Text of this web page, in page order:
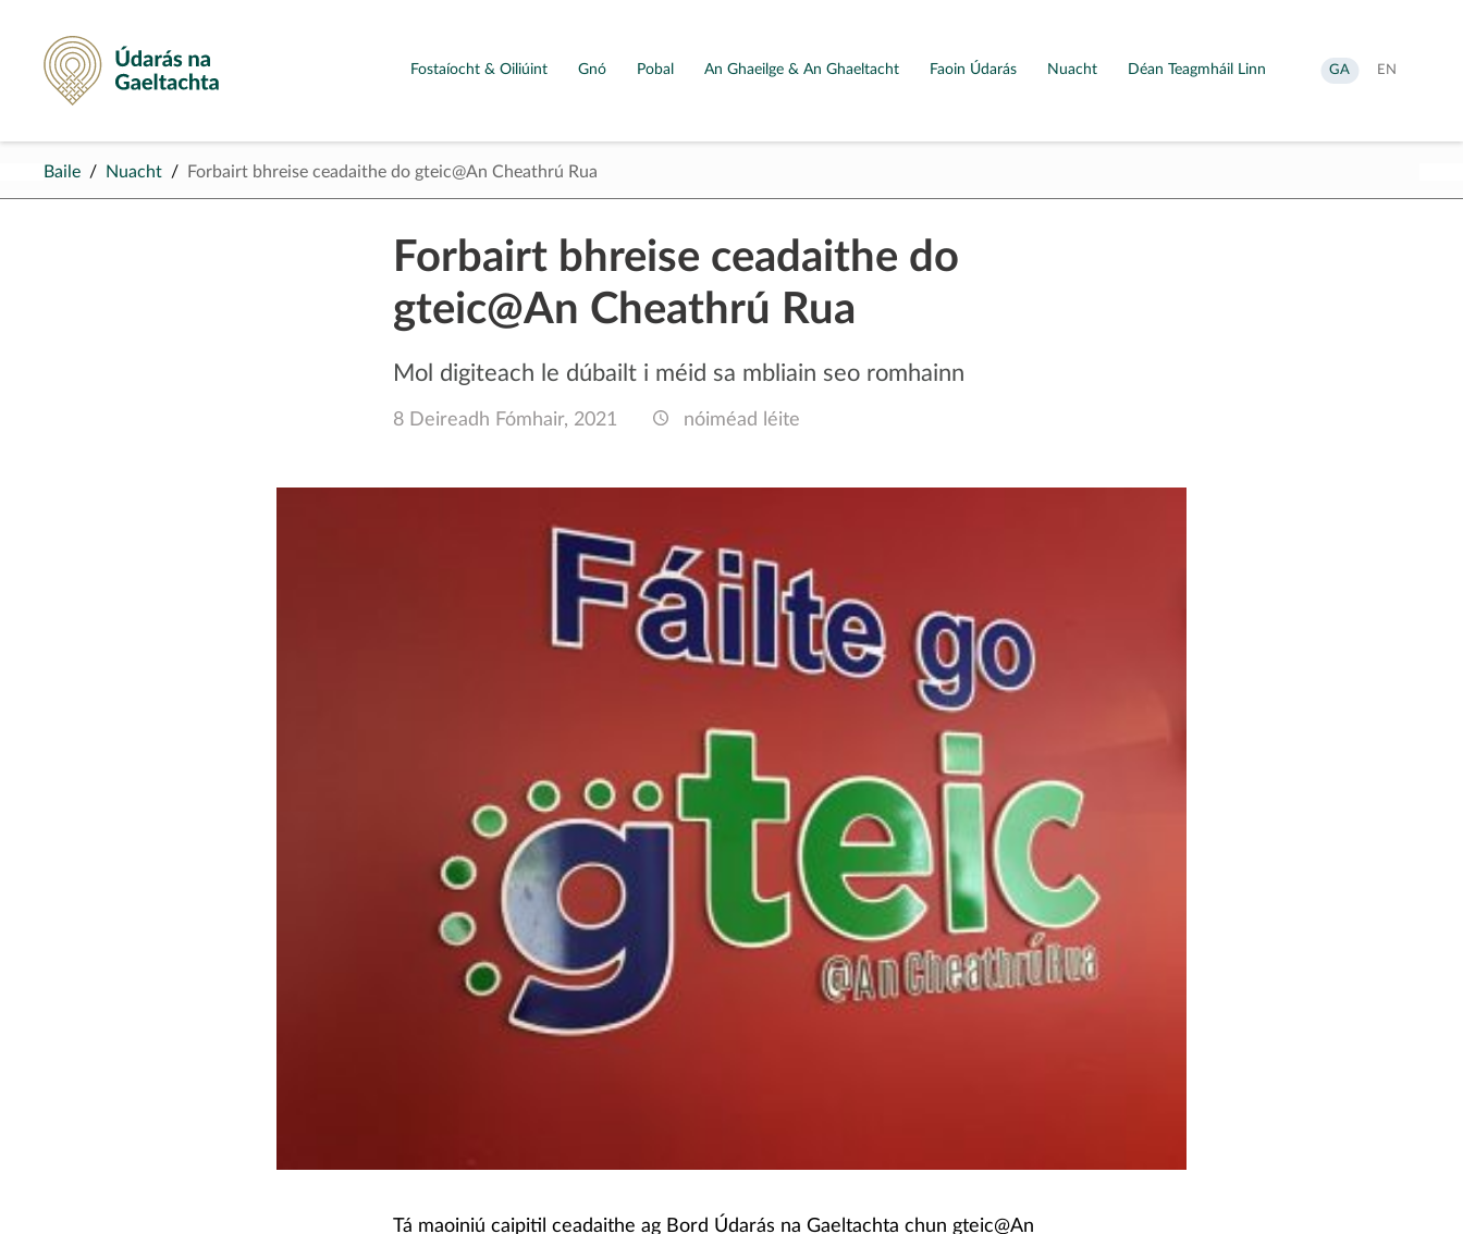
Údarás na Gaeltachta
Fostaíocht & Oiliúint Gnó Pobal An Ghaeilge & An Ghaeltacht Faoin Údarás Nuacht Déan Teagmháil Linn
Aistrigh
go
GA
Change
EN
Baile Nuacht Forbairt bhreise ceadaithe do gteic@An Cheathrú Rua
Forbairt bhreise ceadaithe do
gteic@An Cheathrú Rua
Mol digiteach le dúbailt i méid sa mbliain seo romhainn
8 Deireadh Fómhair, 2021 nóiméad léite
Tá maoiniú caipitil ceadaithe ag Bord Údarás na Gaeltachta chun gteic@An